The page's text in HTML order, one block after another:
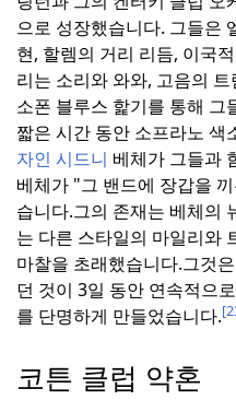
으로 성장했습니다. 그들은
현, 할렘의 거리 리듬, 이국
리는 소리와 와와, 고음의
소폰 블루스 핥기를 통해 그
짧은 시간 동안 소프라노 색
자인 시드니 베체가 그들과
베체가 "그 밴드에 장갑을
습니다.그의 존재는 베체의
는 다른 스타일의 마일리와
마찰을 초래했습니다.그것
던 것이 3일 동안 연속적으
를 단명하게 만들었습니다.
코튼 클럽 약혼